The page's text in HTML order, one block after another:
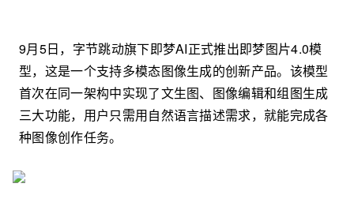
9月5日，字节跳动旗下即梦AI正式推出即梦图片4.0模
型，这是一个支持多模态图像生成的创新产品。该模型
首次在同一架构中实现了文生图、图像编辑和组图生成
三大功能，用户只需用自然语言描述需求，就能完成各
种图像创作任务。